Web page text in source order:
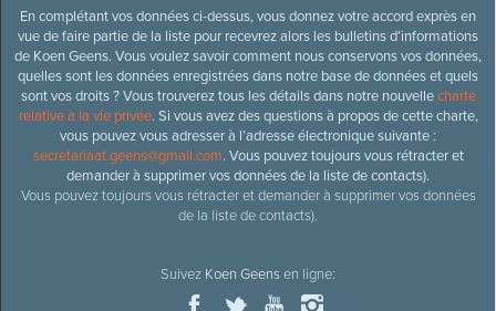
En complétant vos données ci-dessus, vous donnez votre accord exprès en
vue de faire partie de la liste pour recevrez alors les bulletins d’informations
de Koen Geens. Vous voulez savoir comment nous conservons vos données,
quelles sont les données enregistrées dans notre base de données et quels
sont vos droits ? Vous trouverez tous les détails dans notre nouvellecharte
relative à la vie privée. Si vous avez des questions à propos de cette charte,
vous pouvez vous adresser à l’adresse électronique suivante :
secretariaat.geens@gmail.com. Vous pouvez toujours vous rétracter et
demander à supprimer vos données de la liste de contacts).
Vous pouvez toujours vous rétracter et demander à supprimer vos données
de la liste de contacts).
Suivez Koen Geensen ligne: